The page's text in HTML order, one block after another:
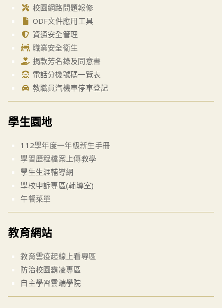
校園網路問題報修
ODF文件應用工具
資通安全管理
職業安全衛生
捐款芳名錄及同意書
電話分機號碼一覽表
教職員汽機車停車登記
學生園地
112學年度一年級新生手冊
學習歷程檔案上傳教學
學生生涯輔導網
學校申訴專區(輔導室)
午餐菜單
教育網站
教育雲疫起線上看專區
防治校園霸凌專區
自主學習雲端學院